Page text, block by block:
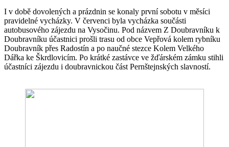
I v době dovolených a prázdnin se konaly první sobotu v měsíci
pravidelné vycházky. V červenci byla vycházka součásti
autobusového zájezdu na Vysočinu. Pod názvem Z Doubravníku k
Doubravníku účastnici prošli trasu od obce Vepřová kolem rybníku
Doubravník přes Radostín a po naučné stezce Kolem Velkého
Dářka ke Škrdlovicím. Po krátké zastávce ve žďárském zámku stihli
účastníci zájezdu i doubravnickou část Pernštejnských slavností.